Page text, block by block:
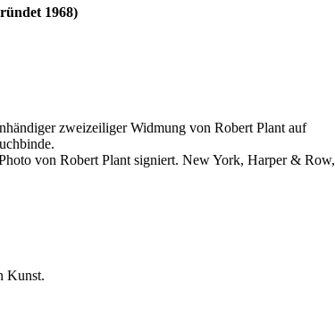
1968)
zweizeiliger Widmung von Robert Plant auf
von Robert Plant signiert. New York, Harper & Row,
Kunst.